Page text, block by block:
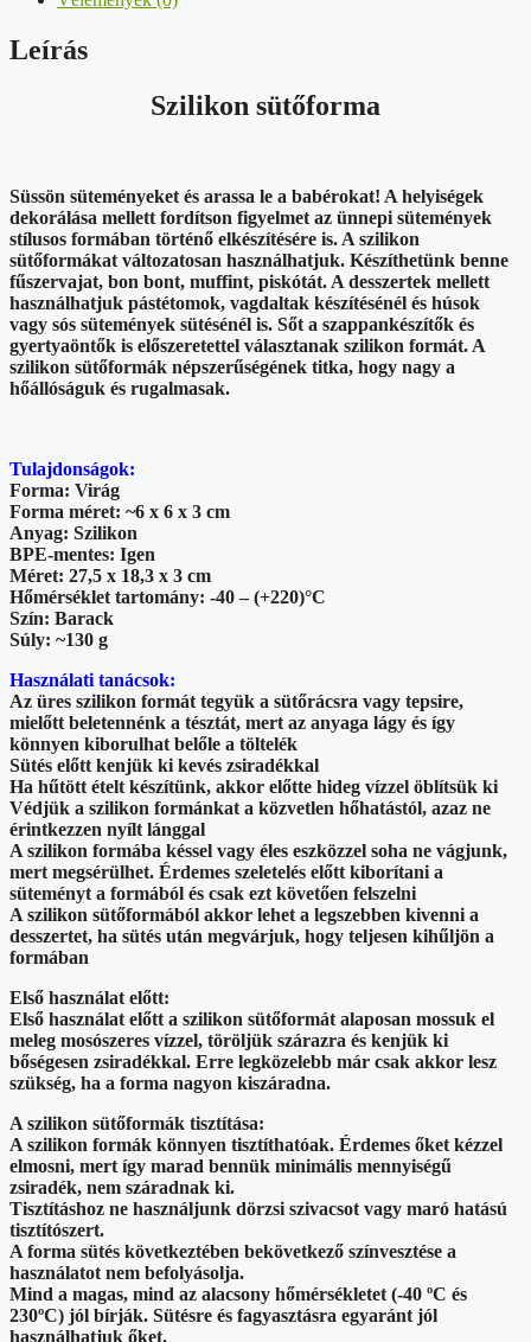
Leírás
Szilikon sütőforma
Süssön süteményeket és arassa le a babérokat! A helyiségek
dekorálása mellett fordítson figyelmet az ünnepi sütemények
stílusos formában történő elkészítésére is. A szilikon
sütőformákat változatosan használhatjuk. Készíthetünk benne
fűszervajat, bon bont, muffint, piskótát. A desszertek mellett
használhatjuk pástétomok, vagdaltak készítésénél és húsok
vagy sós sütemények sütésénél is. Sőt a szappankészítők és
gyertyaöntők is előszeretettel választanak szilikon formát. A
szilikon sütőformák népszerűségének titka, hogy nagy a
hőállóságuk és rugalmasak.
Tulajdonságok:
Forma: Virág
Forma méret: ~6 x 6 x 3 cm
Anyag: Szilikon
BPE-mentes: Igen
Méret: 27,5 x 18,3 x 3 cm
Hőmérséklet tartomány: -40 – (+220)°C
Szín: Barack
Súly: ~130 g
Használati tanácsok:
Az üres szilikon formát tegyük a sütőrácsra vagy tepsire,
mielőtt beletennénk a tésztát, mert az anyaga lágy és így
könnyen kiborulhat belőle a töltelék
Sütés előtt kenjük ki kevés zsiradékkal
Ha hűtött ételt készítünk, akkor előtte hideg vízzel öblítsük ki
Védjük a szilikon formánkat a közvetlen hőhatástól, azaz ne
érintkezzen nyílt lánggal
A szilikon formába késsel vagy éles eszközzel soha ne vágjunk,
mert megsérülhet. Érdemes szeletelés előtt kiborítani a
süteményt a formából és csak ezt követően felszelni
A szilikon sütőformából akkor lehet a legszebben kivenni a
desszertet, ha sütés után megvárjuk, hogy teljesen kihűljön a
formában
Első használat előtt:
Első használat előtt a szilikon sütőformát alaposan mossuk el
meleg mosószeres vízzel, töröljük szárazra és kenjük ki
bőségesen zsiradékkal. Erre legközelebb már csak akkor lesz
szükség, ha a forma nagyon kiszáradna.
A szilikon sütőformák tisztítása:
A szilikon formák könnyen tisztíthatóak. Érdemes őket kézzel
elmosni, mert így marad bennük minimális mennyiségű
zsiradék, nem száradnak ki.
Tisztításhoz ne használjunk dörzsi szivacsot vagy maró hatású
tisztítószert.
A forma sütés következtében bekövetkező színvesztése a
használatot nem befolyásolja.
Mind a magas, mind az alacsony hőmérsékletet (-40 ºC és
230ºC) jól bírják. Sütésre és fagyasztásra egyaránt jól
használhatjuk őket.